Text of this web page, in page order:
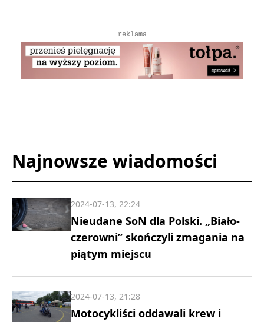
reklama
Najnowsze wiadomości
Nieudane SoN dla Polski. „Biało-
czerowni” skończyli zmagania na
piątym miejscu
2024-07-13, 22:24
Motocykliści oddawali krew i
2024-07-13, 21:28